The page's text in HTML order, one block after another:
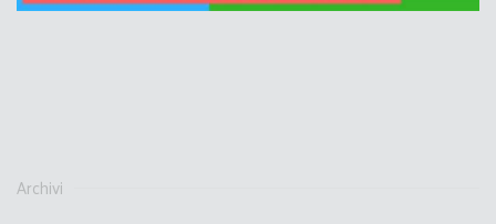
Archivi